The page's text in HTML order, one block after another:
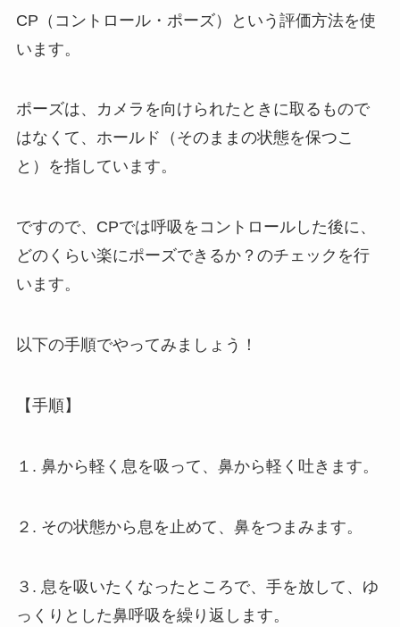
CP（コントロール・ポーズ）という評価方法を使
います。
ポーズは、カメラを向けられたときに取るもので
はなくて、ホールド（そのままの状態を保つこ
と）を指しています。
ですので、CPでは呼吸をコントロールした後に、
どのくらい楽にポーズできるか？のチェックを行
います。
以下の手順でやってみましょう！
【手順】
１. 鼻から軽く息を吸って、鼻から軽く吐きます。
２. その状態から息を止めて、鼻をつまみます。
３. 息を吸いたくなったところで、手を放して、ゆ
っくりとした鼻呼吸を繰り返します。